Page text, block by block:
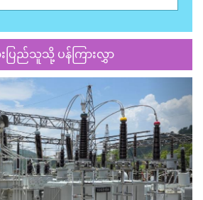
းပြည်သူသို့ ပန်ကြားလွှာ